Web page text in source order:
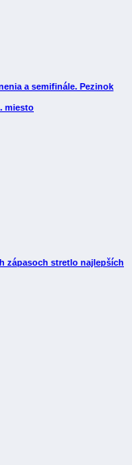
a semifinále. Pezinok
miesto
zápasoch stretlo najlepších